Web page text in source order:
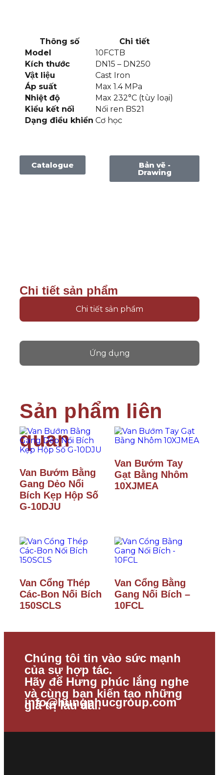
Thông số
Chi tiết
Model
10FCTB
Kích thước
DN15 – DN250
Vật liệu
Cast Iron
Áp suất
Max 1.4 MPa
Nhiệt độ
Max 232°C (tùy loại)
Kiểu kết nối
Nối ren BS21
Dạng điều khiển Cơ học
Catalogue Bản vẽ -
Drawing
Chi tiết sản phẩm
Chi tiết sản phẩm
Ứng dụng
Van Bướm Bằng
Gang Dẻo Nổi
Bích Kẹp Hộp Số
G-10DJU
Van Bướm Tay
Gạt Bằng Nhôm
10XJMEA
Van Cổng Thép
Các-Bon Nối Bích
150SCLS
Van Cổng Bằng
Gang Nối Bích –
10FCL
Chúng tôi tin vào sức mạnh
của sự hợp tác.
Hãy để Hưng phúc lắng nghe
và cùng bạn kiến tạo những
giá trị lâu dài.
info@hungphucgroup.com